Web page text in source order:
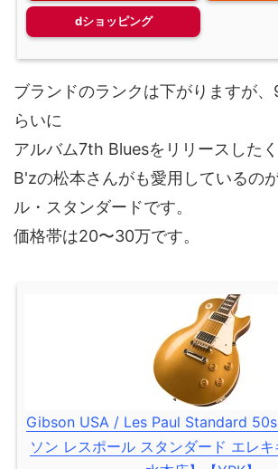
dショッピング
ブランドのランクは下がりますが、
らいに
アルバム7th Bluesをリリースした
B'zの松本さんがも愛用しているの
ル・スタンダードです。
価格帯は20〜30万です。
Gibson USA / Les Paul Standard
ソン レスポール スタンダード エレキ